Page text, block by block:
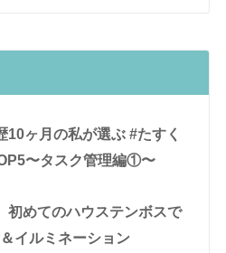
10ヶ月の私が選ぶ #たすく
〜タスク管理編①〜
初めてのハウステンボスで
イルミネーション